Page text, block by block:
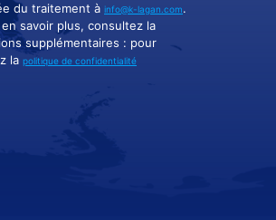
du traitement à info@k-lagan.com.
savoir plus, consultez la
supplémentaires : pour
la politique de confidentialité